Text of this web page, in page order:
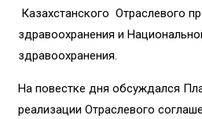
Казахстанского Отраслевого
здравоохранения и
здравоохранения.
На повестке дня обсуждался
реализации Отраслевого